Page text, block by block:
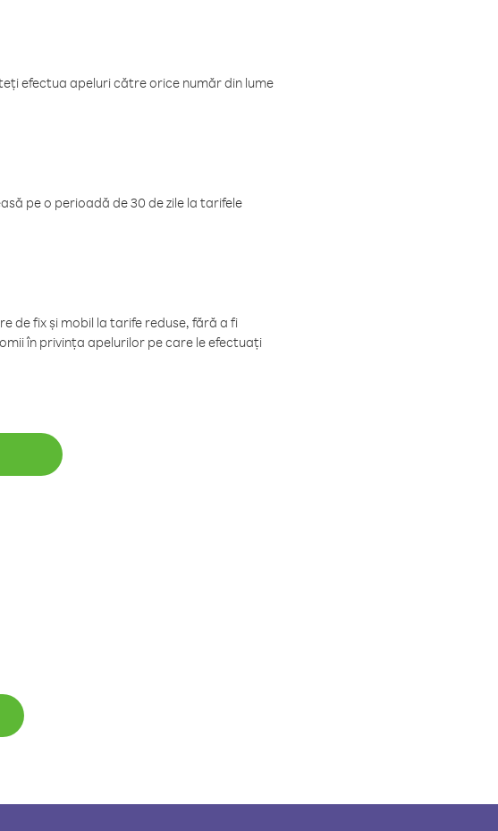
efectua apeluri către orice număr din lume
pe o perioadă de 30 de zile la tarifele
de fix și mobil la tarife reduse, fără a fi
în privința apelurilor pe care le efectuați